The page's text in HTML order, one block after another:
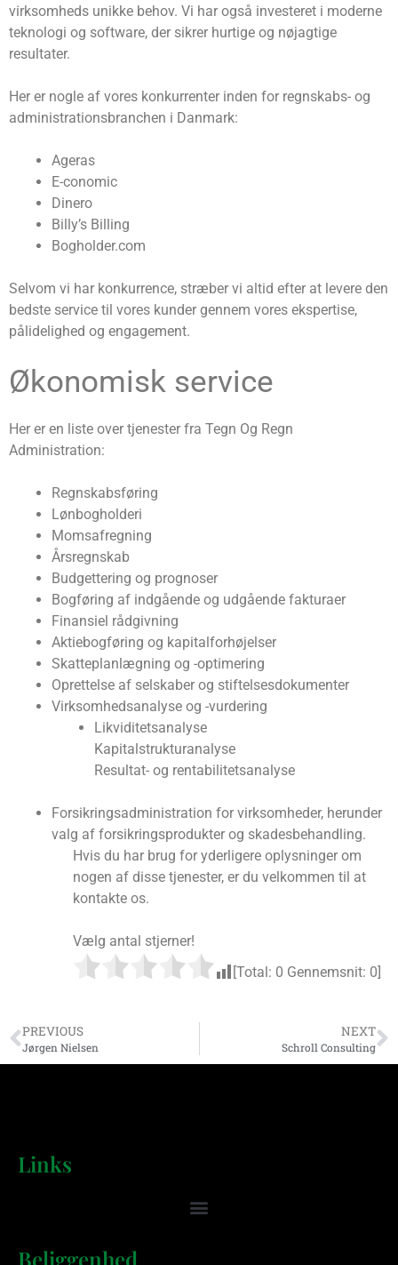
virksomheds unikke behov. Vi har også investeret i moderne
teknologi og software, der sikrer hurtige og nøjagtige
resultater.
Her er nogle af vores konkurrenter inden for regnskabs- og
administrationsbranchen i Danmark:
Ageras
E-conomic
Dinero
Billy’s Billing
Bogholder.com
Selvom vi har konkurrence, stræber vi altid efter at levere den
bedste service til vores kunder gennem vores ekspertise,
pålidelighed og engagement.
Økonomisk service
Her er en liste over tjenester fra Tegn Og Regn
Administration:
Regnskabsføring
Lønbogholderi
Momsafregning
Årsregnskab
Budgettering og prognoser
Bogføring af indgående og udgående fakturaer
Finansiel rådgivning
Aktiebogføring og kapitalforhøjelser
Skatteplanlægning og -optimering
Oprettelse af selskaber og stiftelsesdokumenter
Virksomhedsanalyse og -vurdering
Likviditetsanalyse
Kapitalstrukturanalyse
Resultat- og rentabilitetsanalyse
Forsikringsadministration for virksomheder, herunder
valg af forsikringsprodukter og skadesbehandling.
Hvis du har brug for yderligere oplysninger om
nogen af ​​disse tjenester, er du velkommen til at
kontakte os.
Vælg antal stjerner!
[Total: 0 Gennemsnit: 0
PREVIOUS
Jørgen Nielsen
NEXT
Schroll Consulting
Links
Beliggenhed